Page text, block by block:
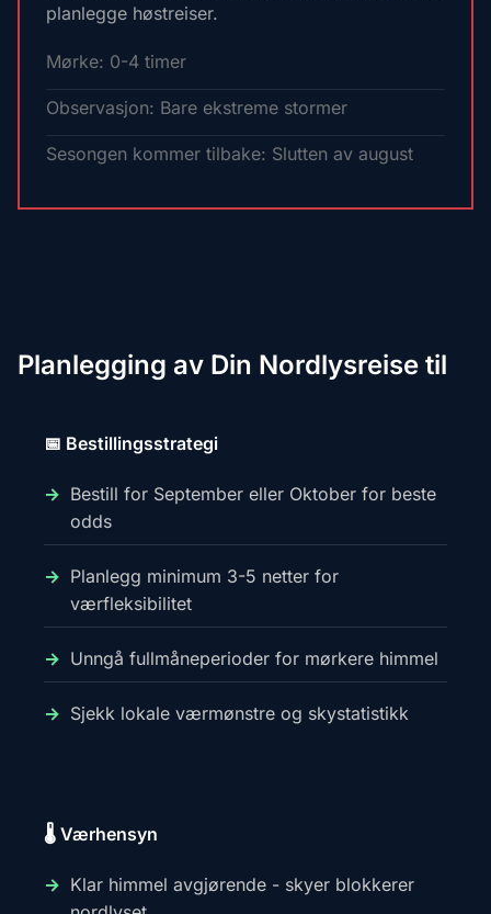
planlegge høstreiser.
Mørke: 0-4 timer
Observasjon: Bare ekstreme stormer
Sesongen kommer tilbake: Slutten av august
Planlegging av Din Nordlysreise til
📅 Bestillingsstrategi
Bestill for September eller Oktober for beste
odds
Planlegg minimum 3-5 netter for
værfleksibilitet
Unngå fullmåneperioder for mørkere himmel
Sjekk lokale værmønstre og skystatistikk
🌡️ Værhensyn
Klar himmel avgjørende - skyer blokkerer